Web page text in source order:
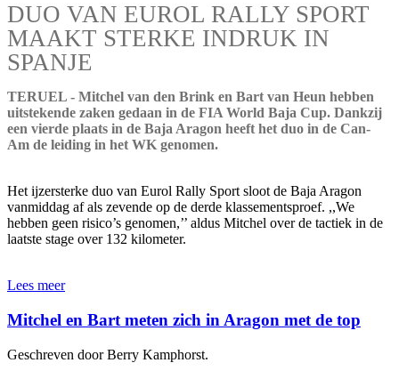
DUO VAN EUROL RALLY SPORT
MAAKT STERKE INDRUK IN
SPANJE
TERUEL - Mitchel van den Brink en Bart van Heun hebben
uitstekende zaken gedaan in de FIA World Baja Cup. Dankzij
een vierde plaats in de Baja Aragon heeft het duo in de Can-
Am de leiding in het WK genomen.
Het ijzersterke duo van Eurol Rally Sport sloot de Baja Aragon
vanmiddag af als zevende op de derde klassementsproef. ,,We
hebben geen risico’s genomen,’’ aldus Mitchel over de tactiek in de
laatste stage over 132 kilometer.
Lees meer
Mitchel en Bart meten zich in Aragon met de top
Geschreven door Berry Kamphorst.